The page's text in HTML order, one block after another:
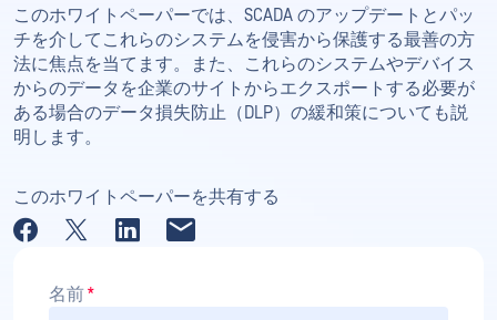
このホワイトペーパーでは、SCADA のアップデートとパッ
チを介してこれらのシステムを侵害から保護する最善の方
法に焦点を当てます。また、これらのシステムやデバイス
からのデータを企業のサイトからエクスポートする必要が
ある場合のデータ損失防止（DLP）の緩和策についても説
明します。
このホワイトペーパーを共有する
名前*